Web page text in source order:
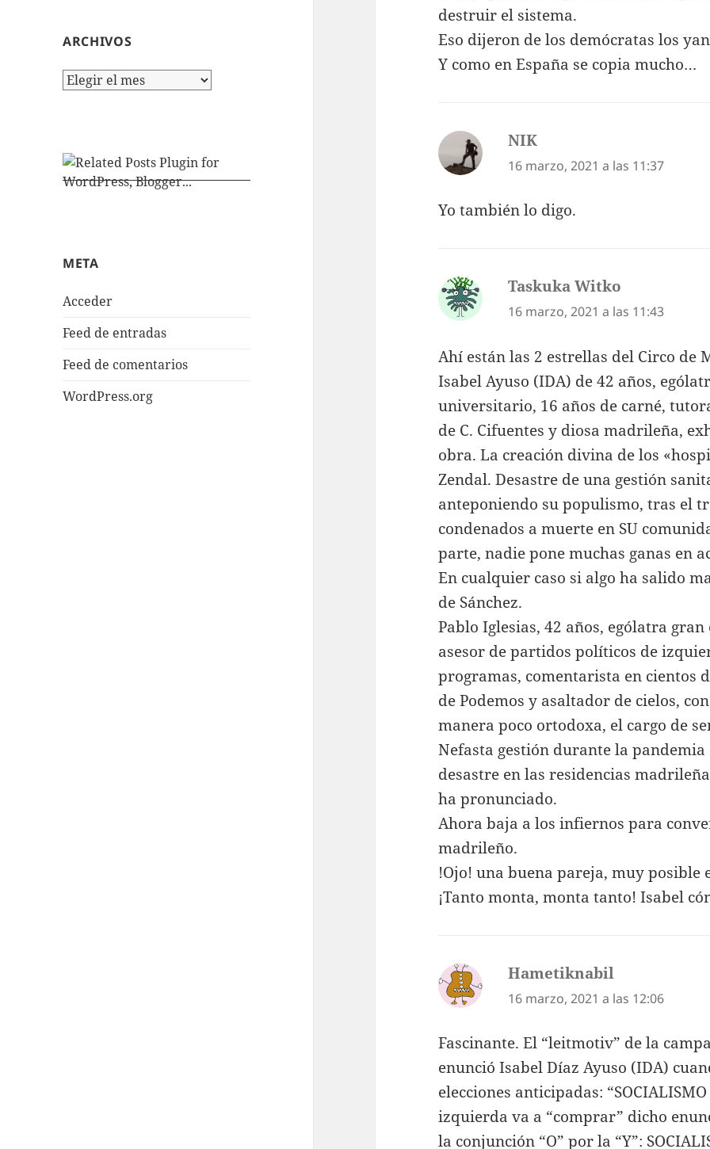
ARCHIVOS
Archivos
META
Acceder
Feed de entradas
Feed de comentarios
WordPress.org
destruir el sistema.
Eso dijeron de los demócratas los
Y como en España se copia mucho…
NIK
16 marzo, 2021 a las 11:37
Yo también lo digo.
Taskuka Witko
16 marzo, 2021 a las 11:43
Ahí están las 2 estrellas del Circo de
Isabel Ayuso (IDA) de 42 años,
universitario, 16 años de carné,
de C. Cifuentes y diosa madrileña,
obra. La creación divina de los
Zendal. Desastre de una gestión
anteponiendo su populismo, tras el
condenados a muerte en SU
parte, nadie pone muchas ganas en
En cualquier caso si algo ha salido
de Sánchez.
Pablo Iglesias, 42 años, ególatra
asesor de partidos políticos de
programas, comentarista en cientos
de Podemos y asaltador de cielos,
manera poco ortodoxa, el cargo de
Nefasta gestión durante la
desastre en las residencias
ha pronunciado.
Ahora baja a los infiernos para
madrileño.
!Ojo! una buena pareja, muy
¡Tanto monta, monta tanto! Isabel
Hametiknabil
16 marzo, 2021 a las 12:06
Fascinante. El “leitmotiv” de la
enunció Isabel Díaz Ayuso (IDA)
elecciones anticipadas:
izquierda va a “comprar” dicho
la conjunción “O” por la “Y”: